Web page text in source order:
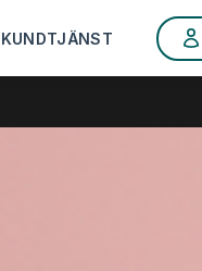
KUNDTJÄNST